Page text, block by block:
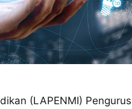
(LAPENMI)